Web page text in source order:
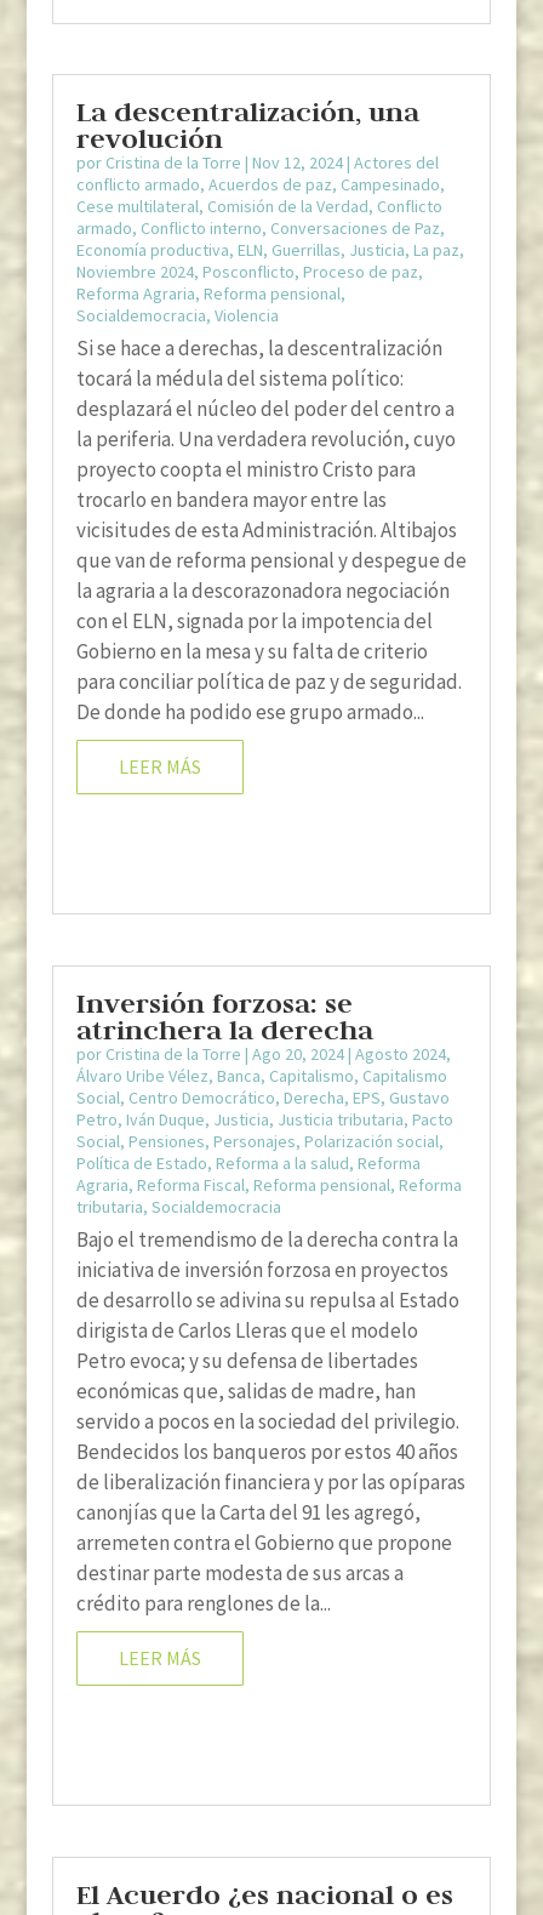
La descentralización, una
revolución
por Cristina de la Torre | Nov 12, 2024| Actores del
conflicto armado, Acuerdos de paz, Campesinado,
Cese multilateral, Comisión de la Verdad, Conflicto
armado, Conflicto interno, Conversaciones de Paz,
Economía productiva, ELN, Guerrillas, Justicia, La paz,
Noviembre 2024, Posconflicto, Proceso de paz,
Reforma Agraria, Reforma pensional,
Socialdemocracia, Violencia
Si se hace a derechas, la descentralización
tocará la médula del sistema político:
desplazará el núcleo del poder del centro a
la periferia. Una verdadera revolución, cuyo
proyecto coopta el ministro Cristo para
trocarlo en bandera mayor entre las
vicisitudes de esta Administración. Altibajos
que van de reforma pensional y despegue de
la agraria a la descorazonadora negociación
con el ELN, signada por la impotencia del
Gobierno en la mesa y su falta de criterio
para conciliar política de paz y de seguridad.
De donde ha podido ese grupo armado...
LEER MÁS
Inversión forzosa: se
atrinchera la derecha
por Cristina de la Torre | Ago 20, 2024| Agosto 2024,
Álvaro Uribe Vélez, Banca, Capitalismo, Capitalismo
Social, Centro Democrático, Derecha, EPS, Gustavo
Petro, Iván Duque, Justicia, Justicia tributaria, Pacto
Social, Pensiones, Personajes, Polarización social,
Política de Estado, Reforma a la salud, Reforma
Agraria, Reforma Fiscal, Reforma pensional, Reforma
tributaria, Socialdemocracia
Bajo el tremendismo de la derecha contra la
iniciativa de inversión forzosa en proyectos
de desarrollo se adivina su repulsa al Estado
dirigista de Carlos Lleras que el modelo
Petro evoca; y su defensa de libertades
económicas que, salidas de madre, han
servido a pocos en la sociedad del privilegio.
Bendecidos los banqueros por estos 40 años
de liberalización financiera y por las opíparas
canonjías que la Carta del 91 les agregó,
arremeten contra el Gobierno que propone
destinar parte modesta de sus arcas a
crédito para renglones de la...
LEER MÁS
El Acuerdo ¿es nacional o es